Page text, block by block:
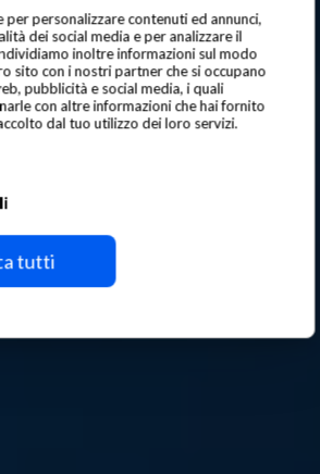
per personalizzare contenuti ed annunci,
dei social media e per analizzare il
inoltre informazioni sul modo
sito con i nostri partner che si occupano
pubblicità e social media, i quali
con altre informazioni che hai fornito
dal tuo utilizzo dei loro servizi.
tutti